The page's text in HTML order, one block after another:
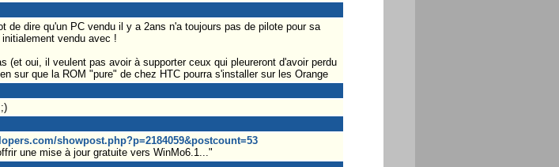
dire qu'un PC vendu il y a 2ans n'a toujours pas de pilote pour sa
vendu avec !
(et oui, il veulent pas avoir à supporter ceux qui pleureront d'avoir perdu
sur que la ROM "pure" de chez HTC pourra s'installer sur les Orange
showpost.php?p=2184059&postcount=53
une mise à jour gratuite vers WinMo6.1..."